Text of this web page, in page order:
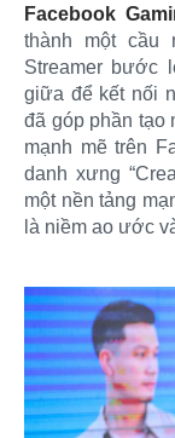
Facebook
thành một cầu
Streamer bước
giữa để kết nối
đã góp phần tạo
mạnh mẽ trên
danh xưng
một nền tảng
là niềm ao ước